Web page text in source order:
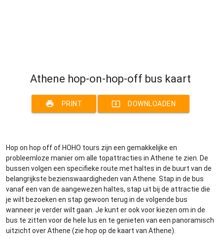
Athene hop-on-hop-off bus kaart
print PRINT system_update_alt DOWNLOADEN
Hop on hop off of HOHO tours zijn een gemakkelijke en
probleemloze manier om alle topattracties in Athene te zien. De
bussen volgen een specifieke route met haltes in de buurt van de
belangrijkste bezienswaardigheden van Athene. Stap in de bus
vanaf een van de aangewezen haltes, stap uit bij de attractie die
je wilt bezoeken en stap gewoon terug in de volgende bus
wanneer je verder wilt gaan. Je kunt er ook voor kiezen om in de
bus te zitten voor de hele lus en te genieten van een panoramisch
uitzicht over Athene (zie hop op de kaart van Athene).